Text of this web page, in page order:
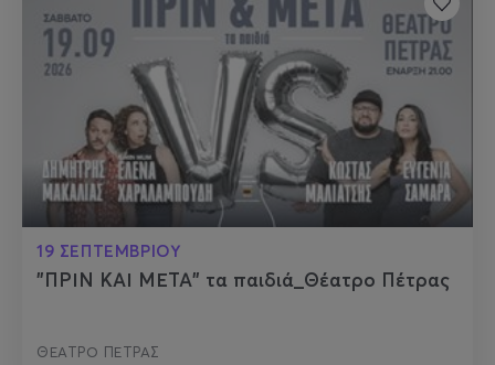
19 ΣΕΠΤΕΜΒΡΙΟΥ
"ΠΡΙΝ ΚΑΙ ΜΕΤΑ" τα παιδιά_Θέατρο Πέτρας
ΘΕΑΤΡΟ ΠΕΤΡΑΣ